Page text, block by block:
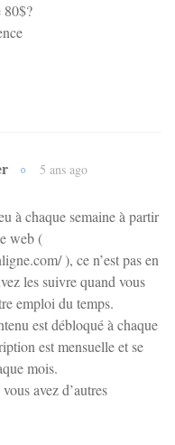
80$?
5 ans ago
à chaque semaine à partir
web (
), ce n’est pas en
les suivre quand vous
emploi du temps.
est débloqué à chaque
est mensuelle et se
mois.
avez d’autres